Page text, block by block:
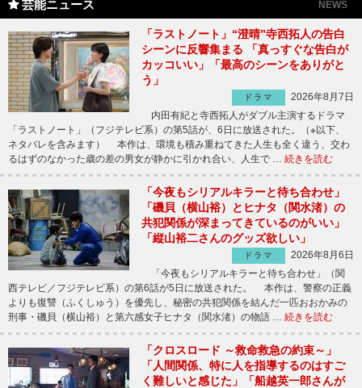
芸能ニュース NEWS
「ラストノート」“澄晴”寺西拓人の告白
シーンに反響集まる 「真っすぐな告白が
カッコいい」「最高のシーンをありがと
う」
ドラマ
2026年8月7日
内田有紀と寺西拓人がダブル主演するドラマ
「ラストノート」（フジテレビ系）の第5話が、6日に放送された。（※以下、
ネタバレを含みます） 本作は、環境も積み重ねてきた人生も全く違う、交わ
るはずのなかった歳の差の男女が静かに引かれ合い、人生で … 続きを読む
「今夜もシリアルキラーと待ち合わせ」
「磯貝（横山裕）とヒナタ（関水渚）の
共犯関係が深まってきているのがいい」
「縦山裕二さんのグッズ欲しい」
ドラマ
2026年8月6日
「今夜もシリアルキラーと待ち合わせ」（関
西テレビ／フジテレビ系）の第6話が5日に放送された。 本作は、警察の正義
よりも復讐（ふくしゅう）を優先し、秘密の共犯関係を結んだ一匹おおかみの
刑事・磯貝（横山裕）と第六感女子ヒナタ（関水渚）の物語 … 続きを読む
「クロスロード ～救命救急の約束～」
「人間関係、特に人を指導するのはすご
く難しいと感じた」「船越英一郎さんが